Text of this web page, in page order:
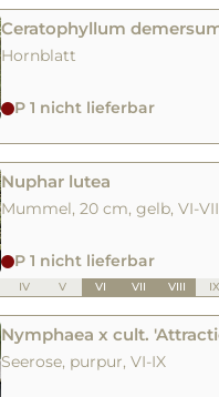
Ceratophyllum
Hornblatt
P 1 nicht lieferbar
Nuphar lutea
Mummel, 20 cm, gelb, VI-
P 1 nicht lieferbar
IV V VI VII VIII IX
Nymphaea x cult.
Seerose, purpur, VI-IX